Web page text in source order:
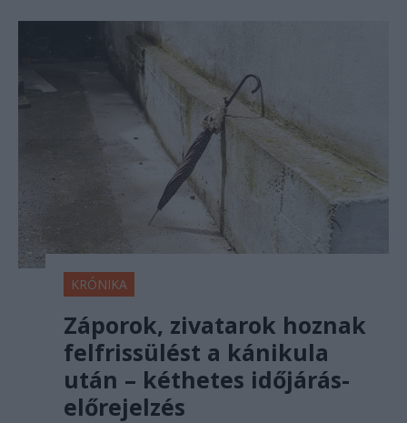
KRÓNIKA
Záporok, zivatarok hoznak
felfrissülést a kánikula
után – kéthetes időjárás-
előrejelzés